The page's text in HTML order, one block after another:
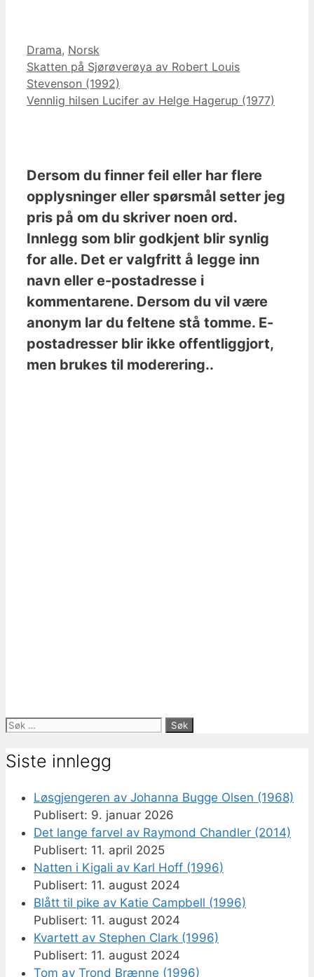
Kategorier
Drama, Norsk
Skatten på Sjørøverøya av Robert Louis
Stevenson (1992)
Vennlig hilsen Lucifer av Helge Hagerup (1977)
Dersom du finner feil eller har flere
opplysninger eller spørsmål setter jeg
pris på om du skriver noen ord.
Innlegg som blir godkjent blir synlig
for alle. Det er valgfritt å legge inn
navn eller e-postadresse i
kommentarene. Dersom du vil være
anonym lar du feltene stå tomme. E-
postadresser blir ikke offentliggjort,
men brukes til moderering..
Søk
Siste innlegg
Løsgjengeren av Johanna Bugge Olsen (1968)
9. januar 2026
Det lange farvel av Raymond Chandler (2014)
11. april 2025
Natten i Kigali av Karl Hoff (1996)
11. august 2024
Blått til pike av Katie Campbell (1996)
11. august 2024
Kvartett av Stephen Clark (1996)
11. august 2024
Tom av Trond Brænne (1996)